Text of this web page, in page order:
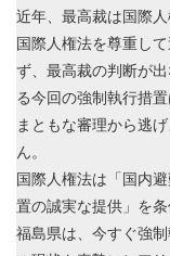
近年、最高裁は国際
国際人権法を尊重し
ず、最高裁の判断が
る今回の強制執行措
まともな審理から逃
ん。
国際人権法は「国内
置の誠実な提供」を
福島県は、今すぐ強